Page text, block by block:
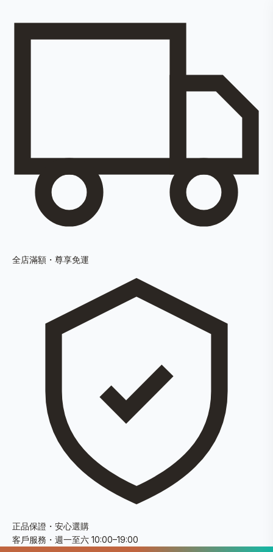
全店滿額・尊享免運
正品保證・安心選購
客戶服務・週一至六 10:00–19:00